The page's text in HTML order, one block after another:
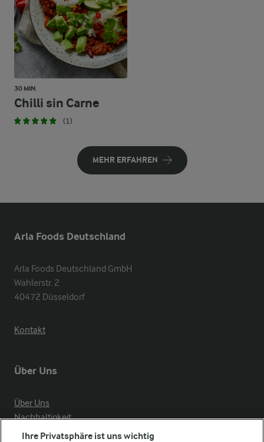
30 MIN.
Chilli sin Carne
(1)
MEHR ERFAHREN
Arla Foods Deutschland
Arla Foods Deutschland GmbH
Wahlerstr. 2
40472 Düsseldorf
Kontakt
Über Uns
Über Uns
Nachhaltigkeit
Compliance
Ihre Privatsphäre ist uns wichtig